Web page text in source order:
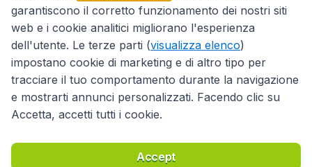
Esonero di responsabilità
garantiscono il corretto funzionamento dei nostri siti
web e i cookie analitici migliorano l'esperienza
dell'utente. Le terze parti (visualizza elenco)
impostano cookie di marketing e di altro tipo per
tracciare il tuo comportamento durante la navigazione
e mostrarti annunci personalizzati. Facendo clic su
Accetta, accetti tutti i cookie.
Accept